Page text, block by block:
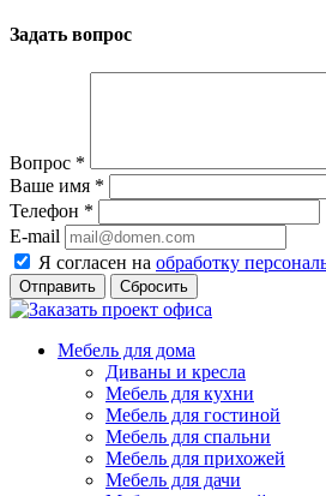
Задать вопрос
Вопрос *
Ваше имя *
Телефон *
E-mail
Я согласен на обработку
Сбросить
Мебель для дома
Диваны и кресла
Мебель для кухни
Мебель для гостиной
Мебель для спальни
Мебель для прихожей
Мебель для дачи